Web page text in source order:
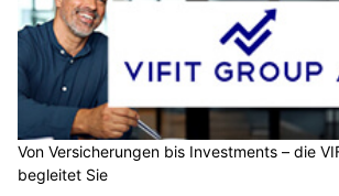
Von Versicherungen bis Investments – die
begleitet Sie